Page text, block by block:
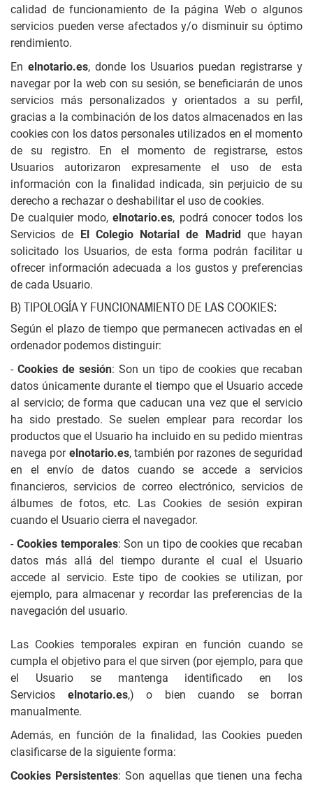
calidad de funcionamiento de la página Web o algunos
servicios pueden verse afectados y/o disminuir su óptimo
rendimiento.
En elnotario.es, donde los Usuarios puedan registrarse y
navegar por la web con su sesión, se beneficiarán de unos
servicios más personalizados y orientados a su perfil,
gracias a la combinación de los datos almacenados en las
cookies con los datos personales utilizados en el momento
de su registro. En el momento de registrarse, estos
Usuarios autorizaron expresamente el uso de esta
información con la finalidad indicada, sin perjuicio de su
derecho a rechazar o deshabilitar el uso de cookies.
De cualquier modo,elnotario.es, podrá conocer todos los
Servicios de El Colegio Notarial de Madridque hayan
solicitado los Usuarios, de esta forma podrán facilitar u
ofrecer información adecuada a los gustos y preferencias
de cada Usuario.
B) TIPOLOGÍA Y FUNCIONAMIENTO DE LAS COOKIES:
Según el plazo de tiempo que permanecen activadas en el
ordenador podemos distinguir:
- Cookies de sesión: Son un tipo de cookies que recaban
datos únicamente durante el tiempo que el Usuario accede
al servicio; de forma que caducan una vez que el servicio
ha sido prestado. Se suelen emplear para recordar los
productos que el Usuario ha incluido en su pedido mientras
navega por elnotario.es, también por razones de seguridad
en el envío de datos cuando se accede a servicios
financieros, servicios de correo electrónico, servicios de
álbumes de fotos, etc. Las Cookies de sesión expiran
cuando el Usuario cierra el navegador.
- Cookies temporales: Son un tipo de cookies que recaban
datos más allá del tiempo durante el cual el Usuario
accede al servicio. Este tipo de cookies se utilizan, por
ejemplo, para almacenar y recordar las preferencias de la
navegación del usuario.
Las Cookies temporales expiran en función cuando se
cumpla el objetivo para el que sirven (por ejemplo, para que
el Usuario se mantenga identificado en los
Servicios elnotario.es,) o bien cuando se borran
manualmente.
Además, en función de la finalidad, las Cookies pueden
clasificarse de la siguiente forma:
Cookies Persistentes: Son aquellas que tienen una fecha